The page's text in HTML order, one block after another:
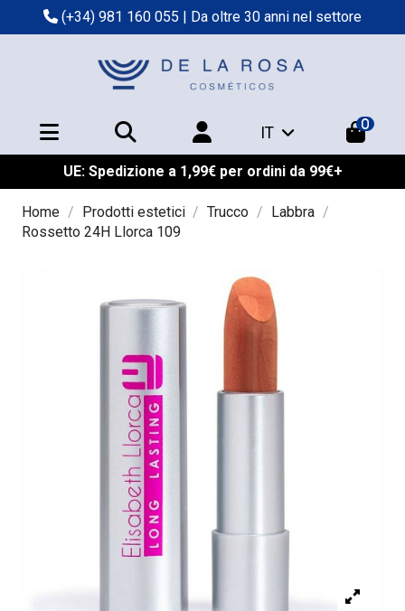
(+34) 981 160 055 | Da oltre 30 anni nel settore
IT 0
UE: Spedizione a 1,99€ per ordini da 99€+
Home Prodotti estetici Trucco
Labbra
Rossetto 24H Llorca 109